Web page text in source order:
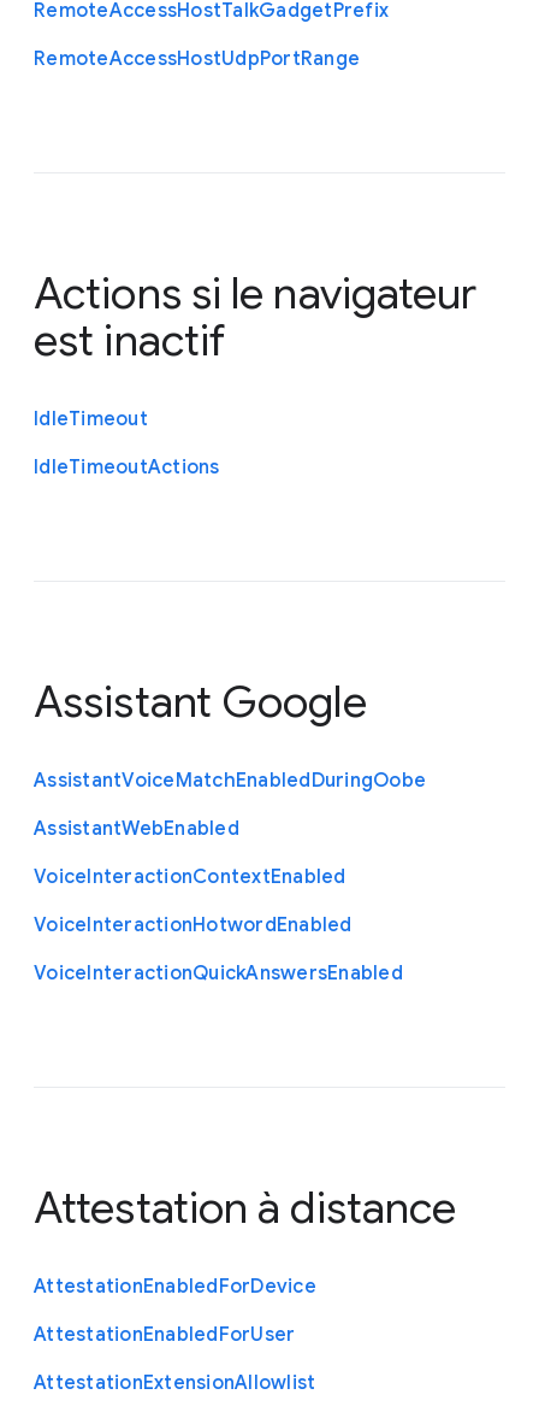
RemoteAccessHostTalkGadgetPrefix
RemoteAccessHostUdpPortRange
Actions si le navigateur
est inactif
IdleTimeout
IdleTimeoutActions
Assistant Google
AssistantVoiceMatchEnabledDuringOobe
AssistantWebEnabled
VoiceInteractionContextEnabled
VoiceInteractionHotwordEnabled
VoiceInteractionQuickAnswersEnabled
Attestation à distance
AttestationEnabledForDevice
AttestationEnabledForUser
AttestationExtensionAllowlist